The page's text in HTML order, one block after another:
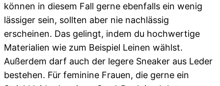
können in diesem Fall gerne ebenfalls ein wenig
lässiger sein, sollten aber nie nachlässig
erscheinen. Das gelingt, indem du hochwertige
Materialien wie zum Beispiel Leinen wählst.
Außerdem darf auch der legere Sneaker aus Leder
bestehen. Für feminine Frauen, die gerne ein